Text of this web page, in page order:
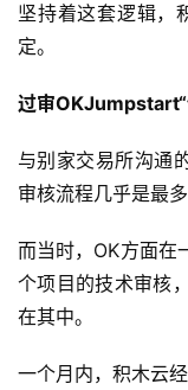
坚持着这套逻辑，
定。
过审OKJumpstart“
与别家交易所沟通
审核流程几乎是最多
而当时，OK方面在
个项目的技术审核
在其中。
一个月内，积木云